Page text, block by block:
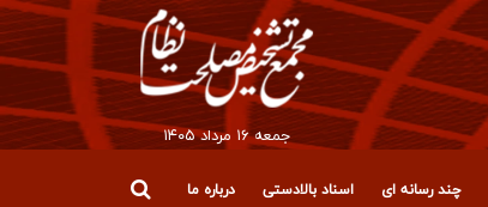
جمعه ۱۶ مرداد ۱۴۰۵
چند رسانه ای اسناد بالادستی درباره ما